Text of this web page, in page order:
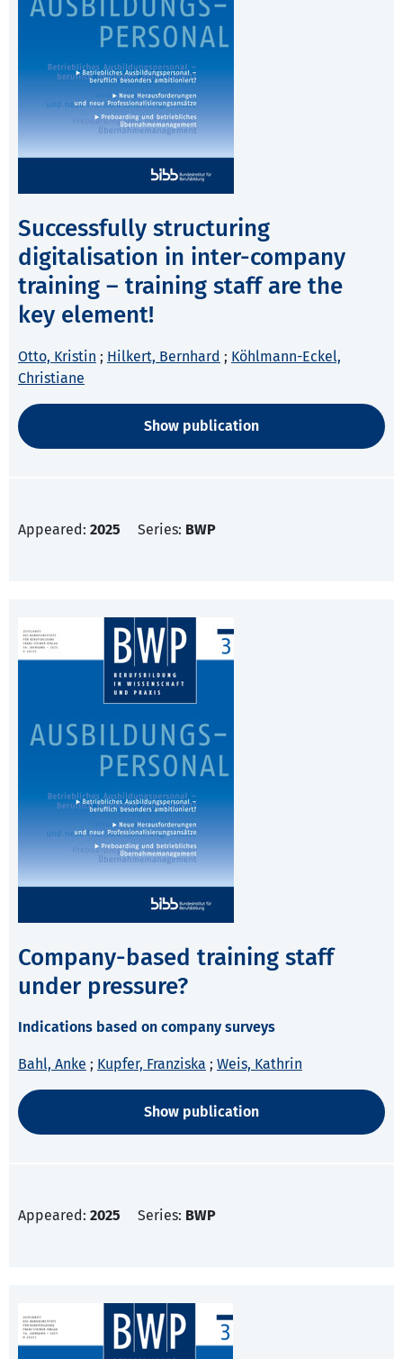
Successfully structuring
digitalisation in inter-company
training – training staff are the
key element!
Otto, Kristin ; Hilkert, Bernhard ; Köhlmann-Eckel,
Christiane
Show publication
Appeared: 2025 Series: BWP
Company-based training staff
under pressure?
Indications based on company surveys
Bahl, Anke ; Kupfer, Franziska ; Weis, Kathrin
Show publication
Appeared: 2025 Series: BWP